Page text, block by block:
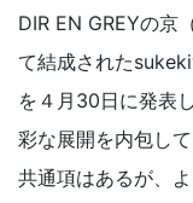
DIR EN GREYの京
て結成された
を４月30日に発表
彩な展開を内包し
共通項はあるが、